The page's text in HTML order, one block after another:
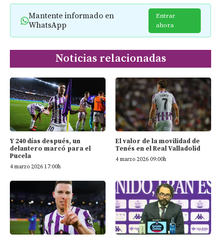
Mantente informado en
WhatsApp
Entrar
ahora
Noticias relacionadas
Y 240 días después, un
delantero marcó para el
Pucela
4 marzo 2026 17:00h
El valor de la movilidad de
Tenés en el Real Valladolid
4 marzo 2026 09:00h